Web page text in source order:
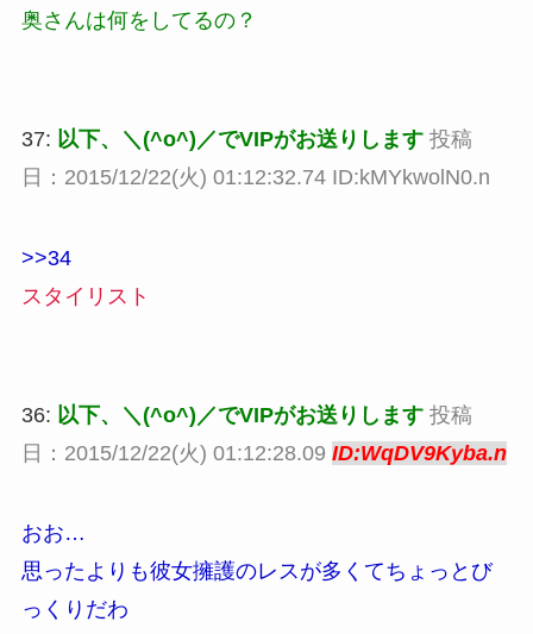
奥さんは何をしてるの？
37: 以下、＼(^o^)／でVIPがお送りします 投稿
日：2015/12/22(火) 01:12:32.74 ID:kMYkwolN0.n
>>34
スタイリスト
36: 以下、＼(^o^)／でVIPがお送りします 投稿
日：2015/12/22(火) 01:12:28.09 ID:WqDV9Kyba.n
おお…
思ったよりも彼女擁護のレスが多くてちょっとび
っくりだわ